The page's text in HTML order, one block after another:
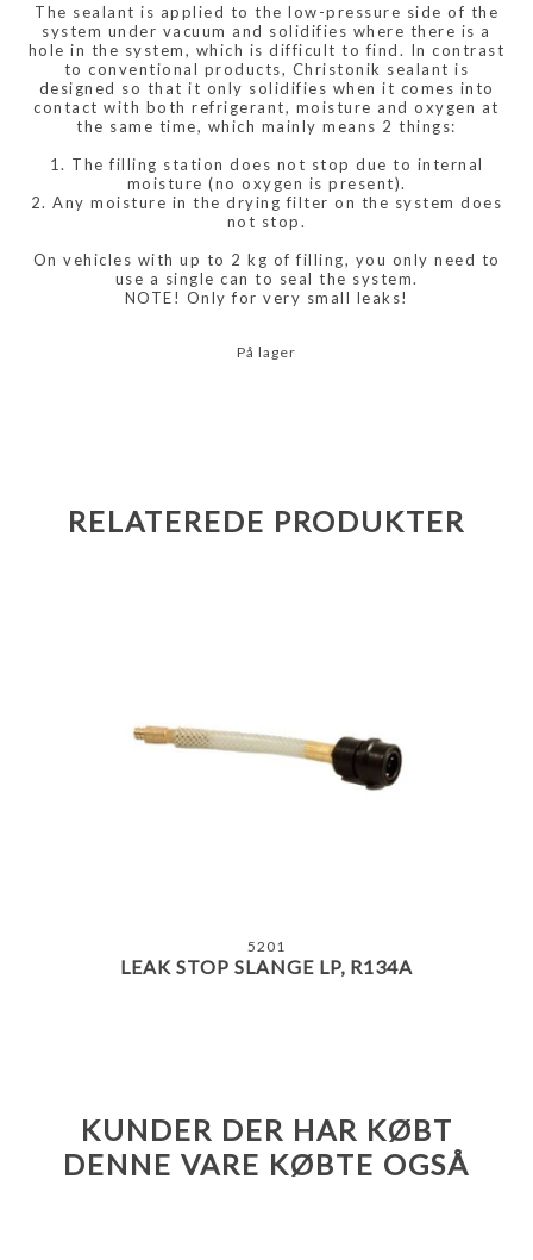
The sealant is applied to the low-pressure side of the
system under vacuum and solidifies where there is a
hole in the system, which is difficult to find. In contrast
to conventional products, Christonik sealant is
designed so that it only solidifies when it comes into
contact with both refrigerant, moisture and oxygen at
the same time, which mainly means 2 things:
1. The filling station does not stop due to internal
moisture (no oxygen is present).
2. Any moisture in the drying filter on the system does
not stop.
On vehicles with up to 2 kg of filling, you only need to
use a single can to seal the system.
NOTE! Only for very small leaks!
På lager
RELATEREDE PRODUKTER
5201
LEAK STOP SLANGE LP, R134A
KUNDER DER HAR KØBT
DENNE VARE KØBTE OGSÅ